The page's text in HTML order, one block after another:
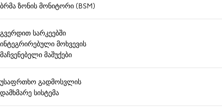
ბრმა ზონის მონიტორი (BSM)
გვერდით სარკეებში
ინტეგრირებული მოხვევის
მაჩვენებელი მაშუქები
უსაფრთხო გადმოსვლის
დამხმარე სისტემა